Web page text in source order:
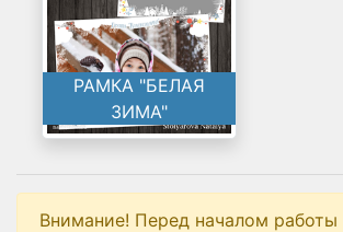
РАМКА "БЕЛАЯ
ЗИМА"
Внимание! Перед началом работы